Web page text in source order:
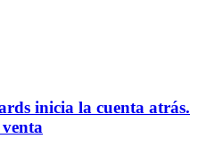
inicia la cuenta atrás.